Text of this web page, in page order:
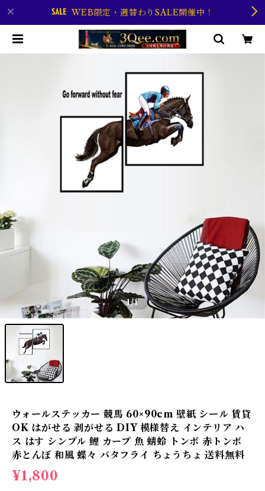
WEB限定・週替わりSALE開催中！
1/1
ウォールステッカー 競馬 60×90cm 壁紙 シール 賃貸
OK はがせる 剥がせる DIY 模様替え インテリア ハ
ス はす シンプル 鯉 カープ 魚 蜻蛉 トンボ 赤トンボ
赤とんぼ 和風 蝶々 バタフライ ちょうちょ 送料無料
¥1,800